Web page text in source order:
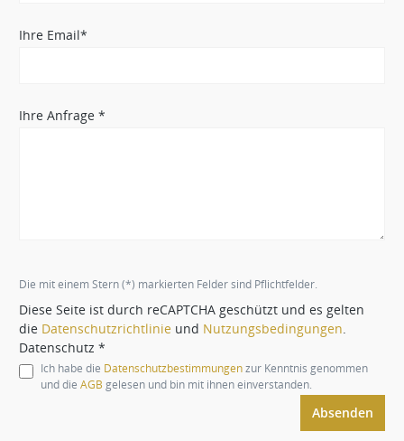
Ihre Email*
Ihre Anfrage *
Die mit einem Stern (*) markierten Felder sind Pflichtfelder.
Diese Seite ist durch reCAPTCHA geschützt und es gelten
die Datenschutzrichtlinie und Nutzungsbedingungen
Datenschutz *
Ich habe die Datenschutzbestimmungenzur Kenntnis genommen
und die AGB gelesen und bin mit ihnen einverstanden.
Absenden